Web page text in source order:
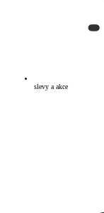
slevy a akce